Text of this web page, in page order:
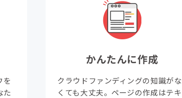
を
た
かんたんに作成
クラウドファンディングの知識がな
くても大丈夫。ページの作成はテキ